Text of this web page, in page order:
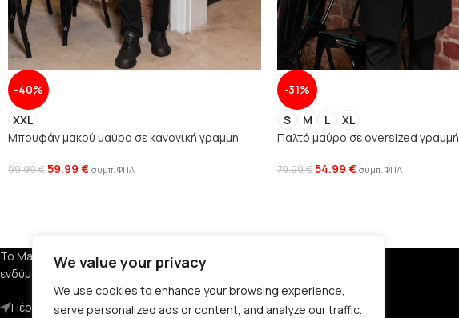
We value your privacy
We use cookies to enhance your browsing experience,
serve personalized ads or content, and analyze our traffic.
-40%
XXL
Μπουφάν μακρύ μαύρο σε κανονική γραμμή
99.99€59.99 € συμπ. ΦΠΑ
-31%
S
M L
XL
Παλτό μαύρο σε oversized γραμμή
79.99€54.99 € συμπ. ΦΠΑ
Το Manner Clothing διαθέτει ανδρικά
ενδύματα, υποδήματα και αξεσουάρ.
Πέραν 29, Αμπελόκηπους 561 23
Σχετικά με Εμάς
Όροι Χρήσης